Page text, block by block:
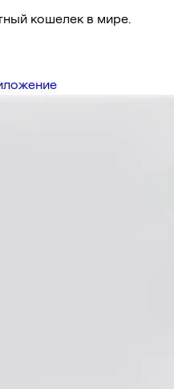
кошелек в мире.